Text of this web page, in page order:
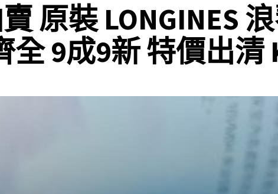
原裝 LONGINES
全 9成9新 特價出清